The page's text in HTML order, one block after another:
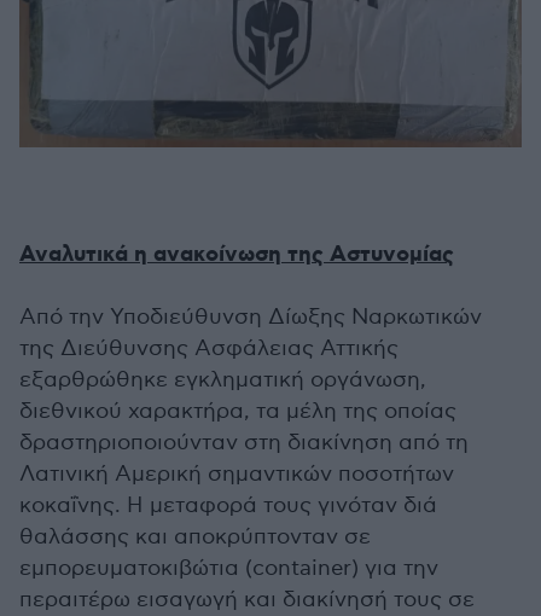
Αναλυτικά η ανακοίνωση της Αστυνομίας
Από την Υποδιεύθυνση Δίωξης Ναρκωτικών
της Διεύθυνσης Ασφάλειας Αττικής
εξαρθρώθηκε εγκληματική οργάνωση,
διεθνικού χαρακτήρα, τα μέλη της οποίας
δραστηριοποιούνταν στη διακίνηση από τη
Λατινική Αμερική σημαντικών ποσοτήτων
κοκαΐνης. Η μεταφορά τους γινόταν διά
θαλάσσης και αποκρύπτονταν σε
εμπορευματοκιβώτια (container) για την
περαιτέρω εισαγωγή και διακίνησή τους σε